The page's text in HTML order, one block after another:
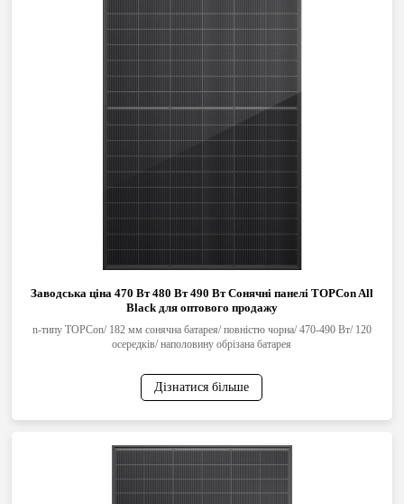
Заводська ціна 470 Вт 480 Вт 490 Вт Сонячні панелі TOPCon All
Black для оптового продажу
n-типу TOPCon/ 182 мм сонячна батарея/ повністю чорна/ 470-490 Вт/ 120
осередків/ наполовину обрізана батарея
Дізнатися більше